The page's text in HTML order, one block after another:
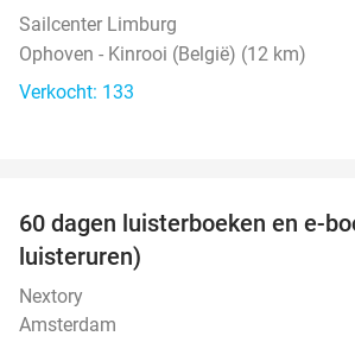
Sailcenter Limburg
Ophoven - Kinrooi (België) (12 km)
Verkocht: 133
60 dagen luisterboeken en e-
luisteruren)
Nextory
Amsterdam